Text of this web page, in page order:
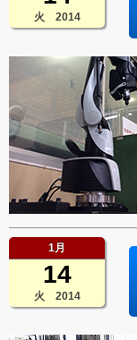
火 2014
1月
14
火 2014